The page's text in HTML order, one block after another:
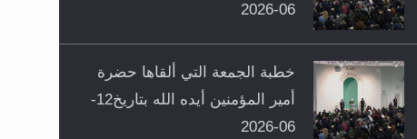
06-2026
خطبة الجمعة التي ألقاها حضرة
أمير المؤمنين أيده الله بتاريخ12-
06-2026